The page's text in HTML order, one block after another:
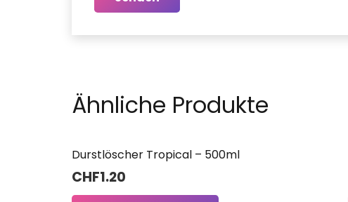
Ähnliche Produkte
Durstlöscher Tropical – 500ml
CHF1.20